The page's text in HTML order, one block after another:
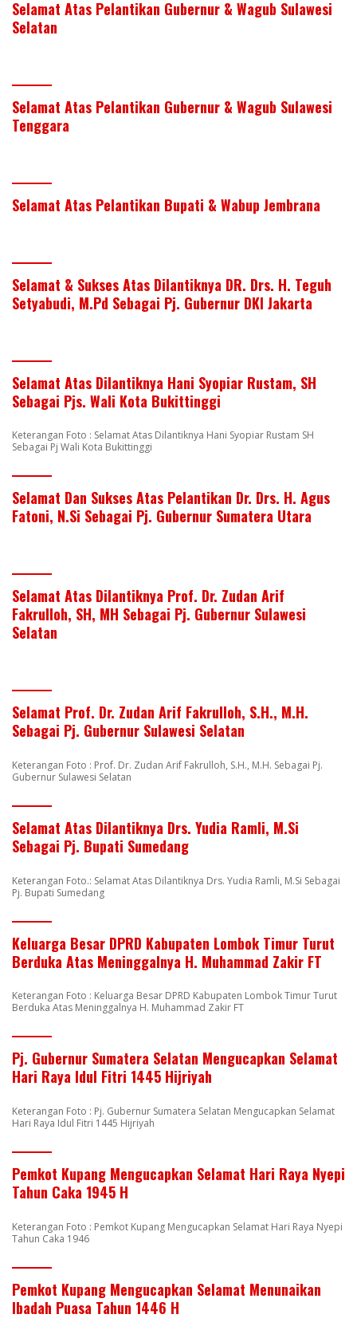
Selamat Atas Pelantikan Gubernur & Wagub Sulawesi
Selatan
Selamat Atas Pelantikan Gubernur & Wagub Sulawesi
Tenggara
Selamat Atas Pelantikan Bupati & Wabup Jembrana
Selamat & Sukses Atas Dilantiknya DR. Drs. H. Teguh
Setyabudi, M.Pd Sebagai Pj. Gubernur DKI Jakarta
Selamat Atas Dilantiknya Hani Syopiar Rustam, SH
Sebagai Pjs. Wali Kota Bukittinggi
Keterangan Foto : Selamat Atas Dilantiknya Hani Syopiar Rustam SH
Sebagai Pj Wali Kota Bukittinggi
Selamat Dan Sukses Atas Pelantikan Dr. Drs. H. Agus
Fatoni, N.Si Sebagai Pj. Gubernur Sumatera Utara
Selamat Atas Dilantiknya Prof. Dr. Zudan Arif
Fakrulloh, SH, MH Sebagai Pj. Gubernur Sulawesi
Selatan
Selamat Prof. Dr. Zudan Arif Fakrulloh, S.H., M.H.
Sebagai Pj. Gubernur Sulawesi Selatan
Keterangan Foto : Prof. Dr. Zudan Arif Fakrulloh, S.H., M.H. Sebagai Pj.
Gubernur Sulawesi Selatan
Selamat Atas Dilantiknya Drs. Yudia Ramli, M.Si
Sebagai Pj. Bupati Sumedang
Keterangan Foto.: Selamat Atas Dilantiknya Drs. Yudia Ramli, M.Si Sebagai
Pj. Bupati Sumedang
Keluarga Besar DPRD Kabupaten Lombok Timur Turut
Berduka Atas Meninggalnya H. Muhammad Zakir FT
Keterangan Foto : Keluarga Besar DPRD Kabupaten Lombok Timur Turut
Berduka Atas Meninggalnya H. Muhammad Zakir FT
Pj. Gubernur Sumatera Selatan Mengucapkan Selamat
Hari Raya Idul Fitri 1445 Hijriyah
Keterangan Foto : Pj. Gubernur Sumatera Selatan Mengucapkan Selamat
Hari Raya Idul Fitri 1445 Hijriyah
Pemkot Kupang Mengucapkan Selamat Hari Raya Nyepi
Tahun Caka 1945 H
Keterangan Foto : Pemkot Kupang Mengucapkan Selamat Hari Raya Nyepi
Tahun Caka 1946
Pemkot Kupang Mengucapkan Selamat Menunaikan
Ibadah Puasa Tahun 1446 H